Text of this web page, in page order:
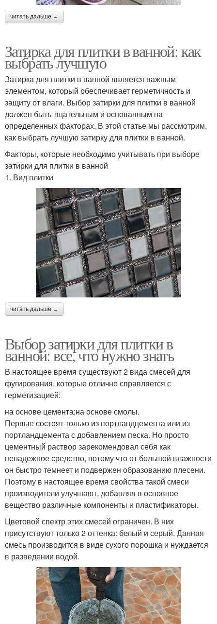
читать дальше →
Затирка для плитки в ванной: как
выбрать лучшую
Затирка для плитки в ванной является важным
элементом, который обеспечивает герметичность и
защиту от влаги. Выбор затирки для плитки в ванной
должен быть тщательным и основанным на
определенных факторах. В этой статье мы рассмотрим,
как выбрать лучшую затирку для плитки в ванной.
Факторы, которые необходимо учитывать при выборе
затирки для плитки в ванной
1. Вид плитки
читать дальше →
Выбор затирки для плитки в
ванной: все, что нужно знать
В настоящее время существуют 2 вида смесей для
фугирования, которые отлично справляется с
герметизацией:
на основе цемента;на основе смолы.
Первые состоят только из портландцемента или из
портландцемента с добавлением песка. Но просто
цементный раствор зарекомендовал себя как
ненадежное средство, потому что от большой влажности
он быстро темнеет и подвержен образованию плесени.
Поэтому в настоящее время свойства такой смеси
производители улучшают, добавляя в основное
вещество различные компоненты и пластификаторы.
Цветовой спектр этих смесей ограничен. В них
присутствуют только 2 оттенка: белый и серый. Данная
смесь производится в виде сухого порошка и нуждается
в разведении водой.